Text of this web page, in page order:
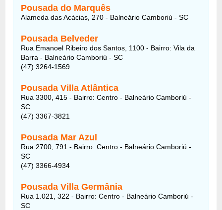
Pousada do Marquês
Alameda das Acácias, 270 - Balneário Camboriú - SC
Pousada Belveder
Rua Emanoel Ribeiro dos Santos, 1100 - Bairro: Vila da
Barra - Balneário Camboriú - SC
(47) 3264-1569
Pousada Villa Atlântica
Rua 3300, 415 - Bairro: Centro - Balneário Camboriú -
SC
(47) 3367-3821
Pousada Mar Azul
Rua 2700, 791 - Bairro: Centro - Balneário Camboriú -
SC
(47) 3366-4934
Pousada Villa Germânia
Rua 1.021, 322 - Bairro: Centro - Balneário Camboriú -
SC